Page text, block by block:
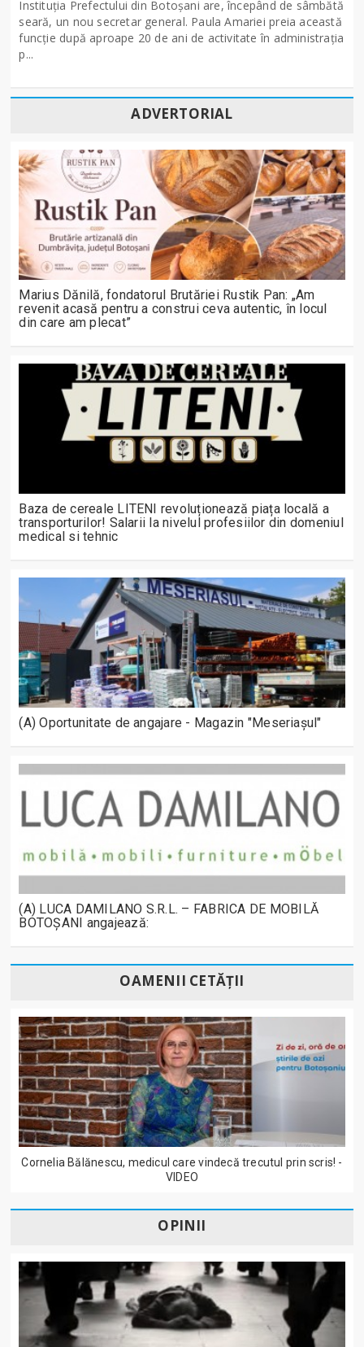
Instituția Prefectului din Botoșani are, începând de sâmbătă
seară, un nou secretar general. Paula Amariei preia această
funcție după aproape 20 de ani de activitate în administrația
p...
ADVERTORIAL
Marius Dănilă, fondatorul Brutăriei Rustik Pan: „Am
revenit acasă pentru a construi ceva autentic, în locul
din care am plecat”
Baza de cereale LITENI revoluționează piața locală a
transporturilor! Salarii la nivelul profesiilor din domeniul
medical si tehnic
(A) Oportunitate de angajare - Magazin "Meseriașul"
(A) LUCA DAMILANO S.R.L. – FABRICA DE MOBILĂ
BOTOȘANI angajează:
OAMENII CETĂȚII
Cornelia Bălănescu, medicul care vindecă trecutul prin scris! -
VIDEO
OPINII